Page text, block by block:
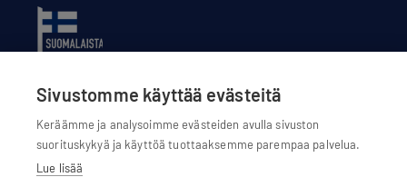
Sivustomme käyttää evästeitä
Keräämme ja analysoimme evästeiden avulla sivuston
suorituskykyä ja käyttöä tuottaaksemme parempaa palvelua.
Lue lisää